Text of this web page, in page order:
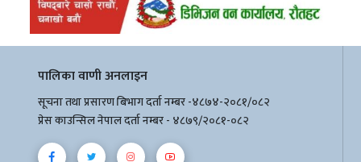
पालिका वाणी अनलाइन
सूचना तथा प्रसारण बिभाग दर्ता नम्बर -४८७४-२०८१/०८२
प्रेस काउन्सिल नेपाल दर्ता नम्बर - ४८७९/२०८१-०८२